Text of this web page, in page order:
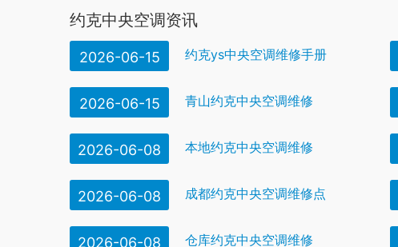
约克中央空调资讯
2026-06-15 约克ys中央空调维修手册
2026-06-15 青山约克中央空调维修
2026-06-08 本地约克中央空调维修
2026-06-08 成都约克中央空调维修点
2026-06-08 仓库约克中央空调维修